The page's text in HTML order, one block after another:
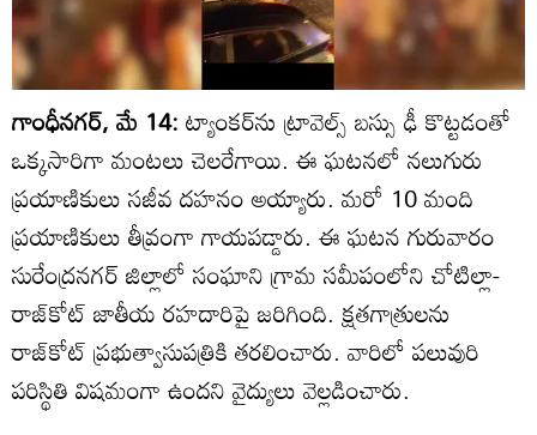
గాంధీనగర్, మే 14:ట్యాంకర్‌ను ట్రావెల్స్ బస్సు ఢీ కొట్టడంతో
ఒక్కసారిగా మంటలు చెలరేగాయి. ఈ ఘటనలో నలుగురు
ప్రయాణికులు సజీవ దహనం అయ్యారు. మరో 10 మంది
ప్రయాణికులు తీవ్రంగా గాయపడ్డారు. ఈ ఘటన గురువారం
సురేంద్రనగర్ జిల్లాలో సంఘాని గ్రామ సమీపంలోని చోటిల్లా-
రాజ్‌కోట్ జాతీయ రహదారిపై జరిగింది. క్షతగాత్రులను
రాజ్‌కోట్ ప్రభుత్వాసుపత్రికి తరలించారు. వారిలో పలువురి
పరిస్థితి విషమంగా ఉందని వైద్యులు వెల్లడించారు.